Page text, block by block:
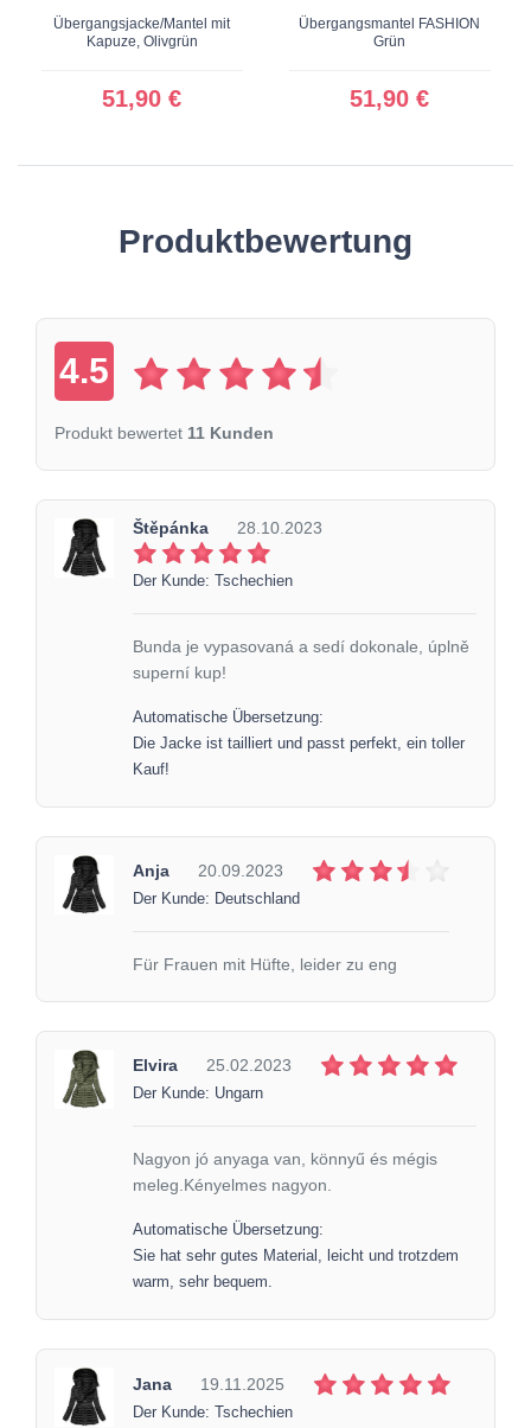
Übergangsjacke/Mantel mit
Kapuze, Olivgrün
51,90 €
Übergangsmantel FASHION
Grün
51,90 €
Produktbewertung
4.5
Produkt bewertet 11 Kunden
Štěpánka 28.10.2023
Der Kunde: Tschechien
Bunda je vypasovaná a sedí dokonale, úplně
superní kup!
Automatische Übersetzung:
Die Jacke ist tailliert und passt perfekt, ein toller
Kauf!
Anja 20.09.2023
Der Kunde: Deutschland
Für Frauen mit Hüfte, leider zu eng
Elvira 25.02.2023
Der Kunde: Ungarn
Nagyon jó anyaga van, könnyű és mégis
meleg.Kényelmes nagyon.
Automatische Übersetzung:
Sie hat sehr gutes Material, leicht und trotzdem
warm, sehr bequem.
Jana 19.11.2025
Der Kunde: Tschechien